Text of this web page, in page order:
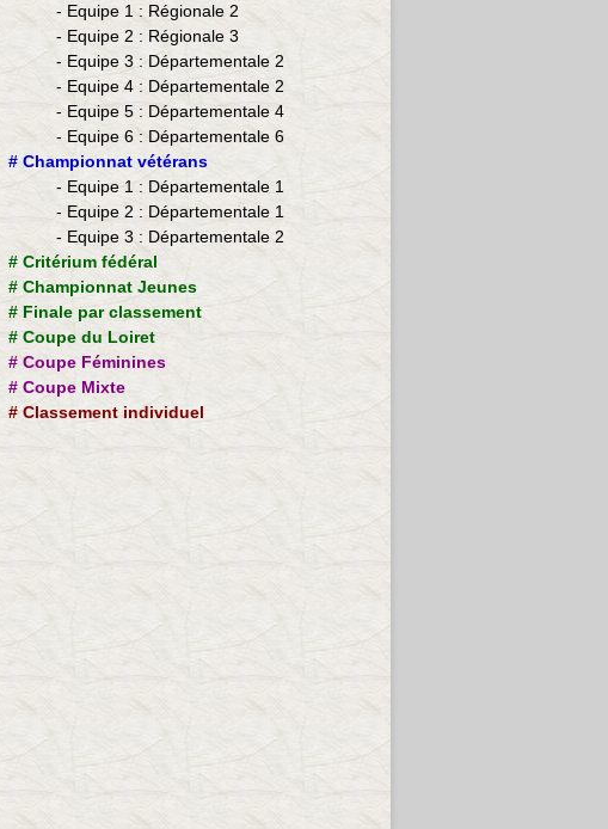
- Equipe 1 : Régionale 2
- Equipe 2 : Régionale 3
- Equipe 3 : Départementale 2
- Equipe 4 : Départementale 2
- Equipe 5 : Départementale 4
- Equipe 6 : Départementale 6
​# Championnat vétérans
- ​Equipe 1 : Départementale 1
- Equipe 2 : Départementale 1
- Equipe 3 : Départementale 2
# Critérium fédéral
# Championnat Jeunes
# Finale par classement
# Coupe du Loiret
# Coupe Féminines
# Coupe Mixte
#Classement individuel